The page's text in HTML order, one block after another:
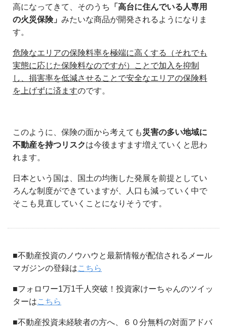
高になってきて、そのうち
「高台に住んでいる人専用
の火災保険」 みたいな商品が開発されるようになりま
す。
危険なエリアの保険料率を極端に高くする（それでも
実態に応じた保険料なのですが）ことで加入を抑制
し、損害率を低減させることで安全なエリアの保険料
を上げずに済ますのです。
このように、保険の面から考えても災害の多い地域に
不動産を持つリスクは今後ますます増えていくと思わ
れます。
日本という国は、国土の均衡した発展を前提としてい
ろんな制度ができていますが、人口も減っていく中で
そこも見直していくことになりそうです。
■不動産投資のノウハウと最新情報が配信されるメール
マガジンの登録はこちら
■フォロワー1万1千人突破！投資家けーちゃんのツイッ
ターはこちら
■不動産投資未経験者の方へ、６０分無料の対面アドバ